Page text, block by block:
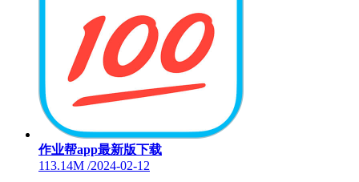
作业帮app最新版下载
113.14M /2024-02-12